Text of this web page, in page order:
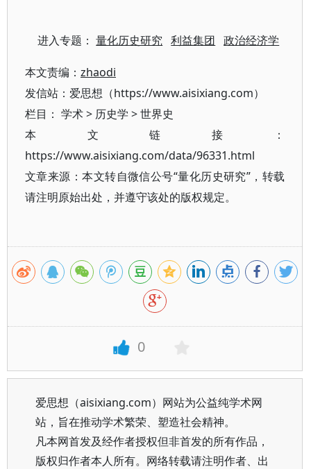
进入专题：量化历史研究 利益集团 政治经济学
本文责编： zhaodi
发信站：爱思想（https://www.aisixiang.com）
栏目： 学术> 历史学 >世界史
本文链接：
https://www.aisixiang.com/data/96331.html
文章来源：本文转自微信公号“量化历史研究”，转载
请注明原始出处，并遵守该处的版权规定。
0
爱思想（aisixiang.com）网站为公益纯学术网
站，旨在推动学术繁荣、塑造社会精神。
凡本网首发及经作者授权但非首发的所有作品，
版权归作者本人所有。网络转载请注明作者、出